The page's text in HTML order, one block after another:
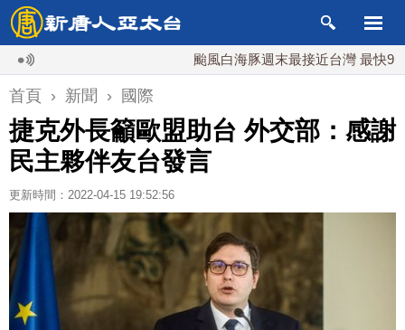
颱風白海豚週末最接近台灣 最快9日可能
首頁 › 新聞 › 國際
捷克外長籲歐盟助台 外交部：感謝
民主夥伴友台發言
更新時間：2022-04-15 19:52:56